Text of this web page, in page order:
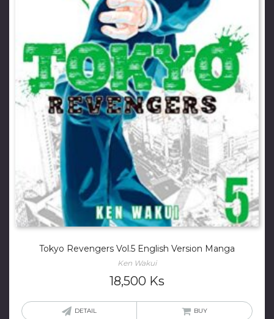
Tokyo Revengers Vol.5 English Version Manga
Ken Wakui
18,500 Ks
DETAIL BUY